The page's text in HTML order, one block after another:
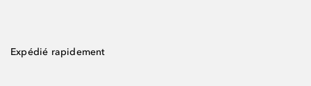
Expédié rapidement